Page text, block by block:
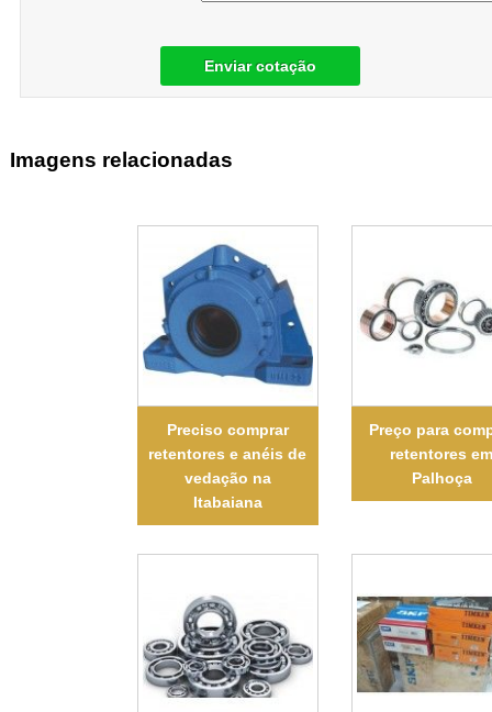
Enviar cotação
Imagens relacionadas
Preciso comprar
retentores e anéis de
vedação na
Itabaiana
Preço para
retentores
Palhoça